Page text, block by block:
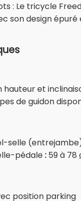
: Le tricycle
son design épuré
hauteur et
de guidon
selle
pédale: 59 à 78
position parking